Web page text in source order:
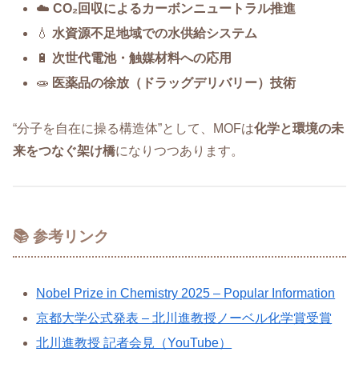
☁️CO₂回収によるカーボンニュートラル推進
💧 水資源不足地域での水供給システム
🔋 次世代電池・触媒材料への応用
🧫 医薬品の徐放（ドラッグデリバリー）技術
“分子を自在に操る構造体”として、MOFは化学と環境の未
来をつなぐ架け橋になりつつあります。
📚 参考リンク
Nobel Prize in Chemistry 2025 – Popular Information
京都大学公式発表 – 北川進教授ノーベル化学賞受賞
北川進教授 記者会見（YouTube）